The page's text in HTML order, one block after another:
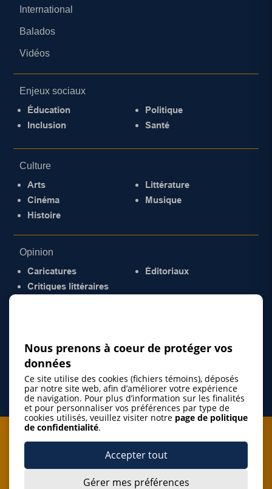
International
Balados
Vidéos
Enjeux sociaux
Éducation
Inclusion
Politique
Santé
Culture
Arts
Cinéma
Histoire
Littérature
Musique
Opinion
Caricatures
Critiques littéraires
Éditoriaux
Je m'abonne à l'infolettre
Nous prenons à coeur de protéger vos
données
Ce site utilise des cookies (fichiers témoins), déposés
par notre site web, afin d’améliorer votre expérience
de navigation. Pour plus d’information sur les finalités
et pour personnaliser vos préférences par type de
cookies utilisés, veuillez visiter notre page de politique
de confidentialité.
Accepter tout
Gérer mes préférences